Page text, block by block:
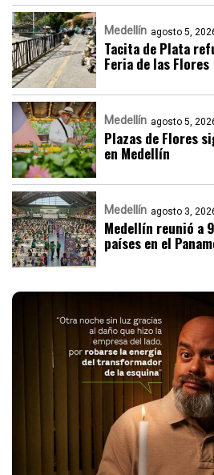
Medellín agosto 5,
Tacita de Plata
Feria de las Flores
Medellín agosto 5,
Plazas de Flores
en Medellín
Medellín agosto 3,
Medellín reunió a
países en el